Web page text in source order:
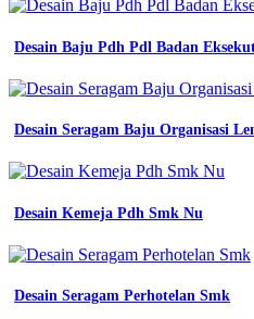
Desain Baju Pdh Pdl Badan
Desain Seragam Baju Organisasi
Desain Kemeja Pdh Smk Nu
Desain Seragam Perhotelan Smk